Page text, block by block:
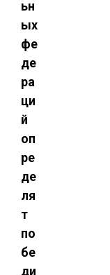
ьн
ых
фе
де
ра
ци
й
оп
ре
де
ля
т
по
бе
ди